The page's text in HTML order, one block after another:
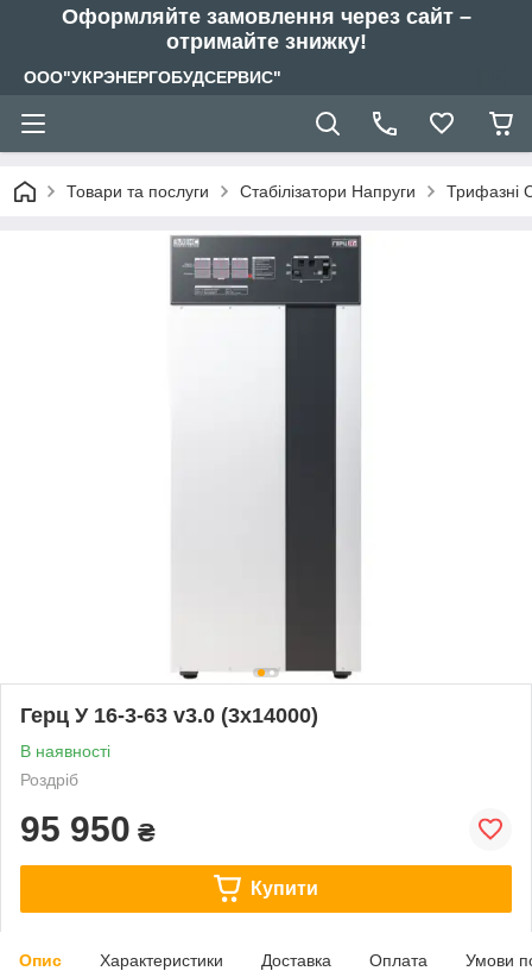
Оформляйте замовлення через сайт –
отримайте знижку!
ООО"УКРЭНЕРГОБУДСЕРВИС"
Товари та послуги Стабілізатори Напруги Трифазні
Герц У 16-3-63 v3.0 (3х14000)
В наявності
Роздріб
95 950 ₴
Купити
Опис Характеристики Доставка Оплата Умови